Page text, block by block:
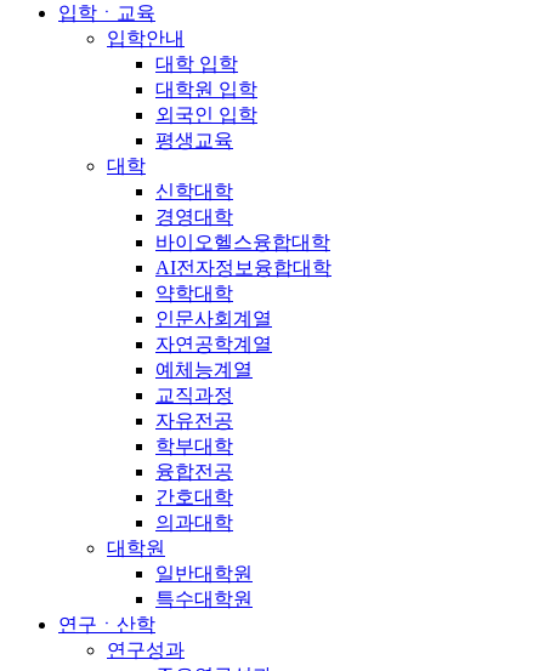
입학ㆍ교육
입학안내
대학 입학
대학원 입학
외국인 입학
평생교육
대학
신학대학
경영대학
바이오헬스융합대학
AI전자정보융합대학
약학대학
인문사회계열
자연공학계열
예체능계열
교직과정
자유전공
학부대학
융합전공
간호대학
의과대학
대학원
일반대학원
특수대학원
연구ㆍ산학
연구성과